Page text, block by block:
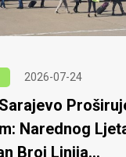
2026-07-24
Narednog
Broj Linija...